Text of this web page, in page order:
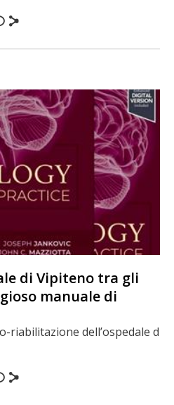
di Vipiteno tra gli
manuale di
riabilitazione dell’ospedale di